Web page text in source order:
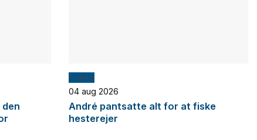
Fiskeri
04 aug 2026
André pantsatte alt for at fiske
hesterejer